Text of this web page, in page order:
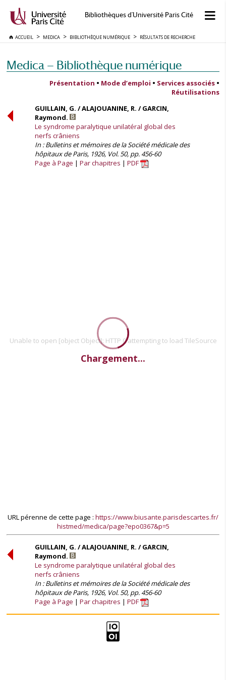
Bibliothèques d'Université Paris Cité
ACCUEIL MEDICA BIBLIOTHÈQUE NUMÉRIQUE RÉSULTATS DE RECHERCHE
Medica — Bibliothèque numérique
Présentation • Mode d’emploi • Services associés •
Réutilisations
GUILLAIN, G. / ALAJOUANINE, R. / GARCIN,
Raymond.
Le syndrome paralytique unilatéral global des
nerfs crâniens
In : Bulletins et mémoires de la Société médicale des
hôpitaux de Paris, 1926, Vol. 50, pp. 456-60
Page à Page
Par chapitres PDF
Unable to open [object Object]: HTTP 0 attempting to load TileSource
Chargement...
URL pérenne de cette page : https://www.biusante.parisdescartes.fr/
histmed/medica/page?epo0367&p=5
GUILLAIN, G. / ALAJOUANINE, R. / GARCIN,
Raymond.
Le syndrome paralytique unilatéral global des
nerfs crâniens
In : Bulletins et mémoires de la Société médicale des
hôpitaux de Paris, 1926, Vol. 50, pp. 456-60
Page à Page
Par chapitres PDF